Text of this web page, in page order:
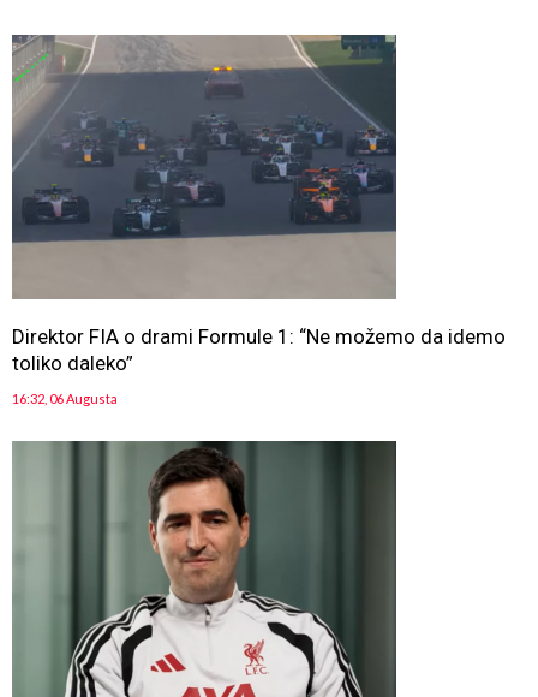
Direktor FIA o drami Formule 1: “Ne možemo da idemo
toliko daleko”
16:32, 06 Augusta